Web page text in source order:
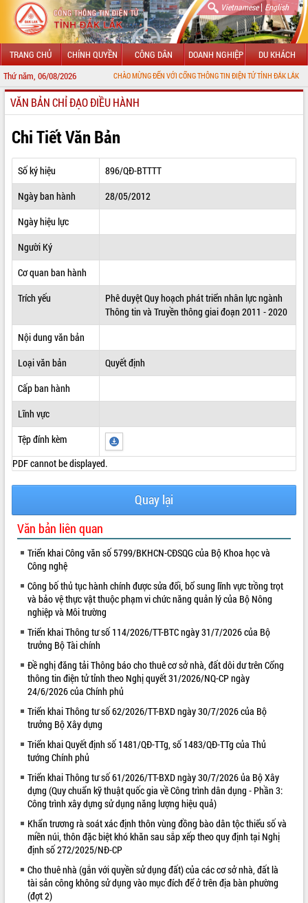
Vietnamese| English
TRANG CHỦ CHÍNH QUYỀN CÔNG DÂN DOANH NGHIỆP DU KHÁCH
Thứ năm, 06/08/2026CHÀO MỪNG ĐẾN VỚI CỔNG THÔNG TIN ĐIỆN TỬ TỈNH ĐẮK LẮK
GIỚI THIỆU
LÃNH ĐẠO UBND TỈNH
TIN TỨC SỰ KIỆN
SỞ, BAN, NGÀNH
THÔNG TIN CHỈ ĐẠO ĐIỀU HÀNH
HỆ THỐNG VĂN BẢN
VĂN BẢN HĐND TỈNH
ĐIỂM TIN VĂN BẢN
VIDEO
Loading the player...
Lễ truy tặng danh hiệu “Bà Mẹ Việt
Nam Anh hùng” và trao Huân chương
Lao động
UBND tỉnh Đắk Lắk triển khai nhiệm
vụ 6 tháng cuối năm 2026
Kỳ họp thứ Hai, Hội đồng nhân dân
tỉnh khóa XI quyết nghị nhiều nội dung
quan trọng
Bí thư Tỉnh ủy Lương Nguyễn Minh
Triết thăm, tặng quà người có công với
cách mạng
Rà soát, hoàn thiện hệ thống thiết chế
văn hóa, thể thao đáp ứng yêu cầu
phát triển mới
Thường trực HĐND tỉnh Đắk Lắk gặp
ALBUM ẢNH
VĂN BẢN CHỈ ĐẠO ĐIỀU HÀNH
Chi Tiết Văn Bản
Số ký hiệu
896/QĐ-BTTTT
Ngày ban hành
28/05/2012
Ngày hiệu lực
Người Ký
Cơ quan ban hành
Trích yếu
Phê duyệt Quy hoạch phát triển nhân lực ngành
Thông tin và Truyền thông giai đoạn 2011 - 2020
Nội dung văn bản
Loại văn bản
Quyết định
Cấp ban hành
Lĩnh vực
Tệp đính kèm
PDF cannot be displayed.
Quay lại
Văn bản liên quan
Triển khai Công văn số 5799/BKHCN-CĐSQG của Bộ Khoa học và
Công nghệ
Công bố thủ tục hành chính được sửa đổi, bổ sung lĩnh vực trồng trọt
và bảo vệ thực vật thuộc phạm vi chức năng quản lý của Bộ Nông
nghiệp và Môi trường
Triển khai Thông tư số 114/2026/TT-BTC ngày 31/7/2026 của Bộ
trưởng Bộ Tài chính
Đề nghị đăng tải Thông báo cho thuê cơ sở nhà, đất dôi dư trên Cổng
thông tin điện tử tỉnh theo Nghị quyết 31/2026/NQ-CP ngày
24/6/2026 của Chính phủ
Triển khai Thông tư số 62/2026/TT-BXD ngày 30/7/2026 của Bộ
trưởng Bộ Xây dựng
Triển khai Quyết định số 1481/QĐ-TTg, số 1483/QĐ-TTg của Thủ
tướng Chính phủ
Triển khai Thông tư số 61/2026/TT-BXD ngày 30/7/2026 ủa Bộ Xây
dựng (Quy chuẩn kỹ thuật quốc gia về Công trình dân dụng - Phần 3:
Công trình xây dựng sử dụng năng lượng hiệu quả)
Khẩn trương rà soát xác định thôn vùng đồng bào dân tộc thiểu số và
miền núi, thôn đặc biệt khó khăn sau sắp xếp theo quy định tại Nghị
định số 272/2025/NĐ-CP
Cho thuê nhà (gắn với quyền sử dụng đất) của các cơ sở nhà, đất là
tài sản công không sử dụng vào mục đích để ở trên địa bàn phường
(đợt 2)